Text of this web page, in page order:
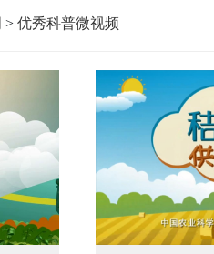
> 优秀科普微视频